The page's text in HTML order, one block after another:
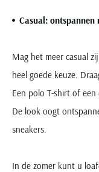
Casual: ontspannen
Mag het meer casual
heel goede keuze.
Een polo T-shirt of
De look oogt
sneakers.
In de zomer kunt u